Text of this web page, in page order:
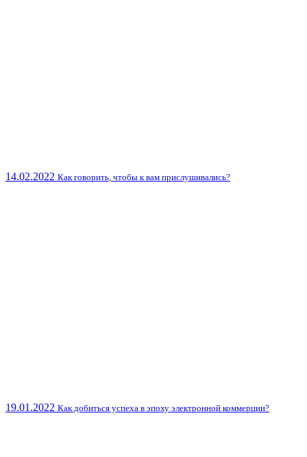
14.02.2022 Как говорить, чтобы к вам прислушивались?
19.01.2022 Как добиться успеха в эпоху электронной коммерции?